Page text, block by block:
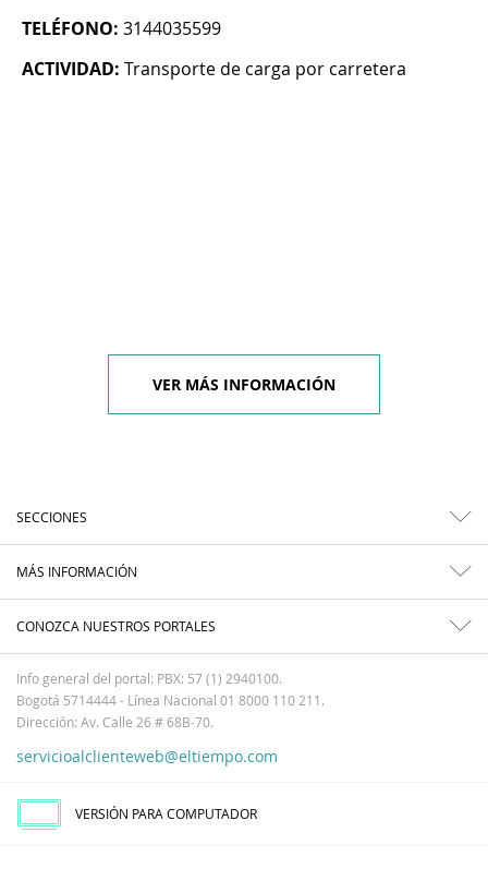
TELÉFONO: 3144035599
ACTIVIDAD: Transporte de carga por carretera
VER MÁS INFORMACIÓN
SECCIONES
MÁS INFORMACIÓN
CONOZCA NUESTROS PORTALES
Info general del portal: PBX: 57 (1) 2940100.
Bogotá 5714444 - Línea Nacional 01 8000 110 211.
Dirección: Av. Calle 26 # 68B-70.
servicioalclienteweb@eltiempo.com
VERSIÓN PARA COMPUTADOR